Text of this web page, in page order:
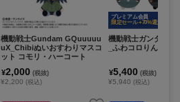
機動戦士Gundam GQuuuuu
uX_Chibiぬいおすわりマスコ
ット コモリ・ハーコート
¥2,000 (税抜)
¥2,200 (税込)
プレミアム会員
限定セール +70%還元
機動戦士ガンダム
_ふわコロりん2 (単
¥5,400 (税抜)
¥5,940 (税込)